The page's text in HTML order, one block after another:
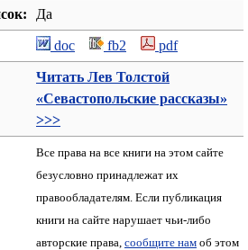
Да
doc fb2 pdf
Читать Лев Толстой
«Севастопольские рассказы»
>>>
Все права на все книги на этом сайте
безусловно принадлежат их
правообладателям. Если публикация
книги на сайте нарушает чьи-либо
авторские права, сообщите нам об этом